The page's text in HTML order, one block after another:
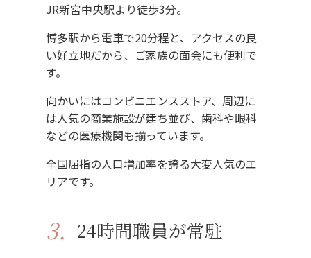
JR新宮中央駅より徒歩3分。
博多駅から電車で20分程と、アクセスの良
い好立地だから、ご家族の面会にも便利で
す。
向かいにはコンビニエンスストア、周辺に
は人気の商業施設が建ち並び、歯科や眼科
などの医療機関も揃っています。
全国屈指の人口増加率を誇る大変人気のエ
リアです。
3. 24時間職員が常駐